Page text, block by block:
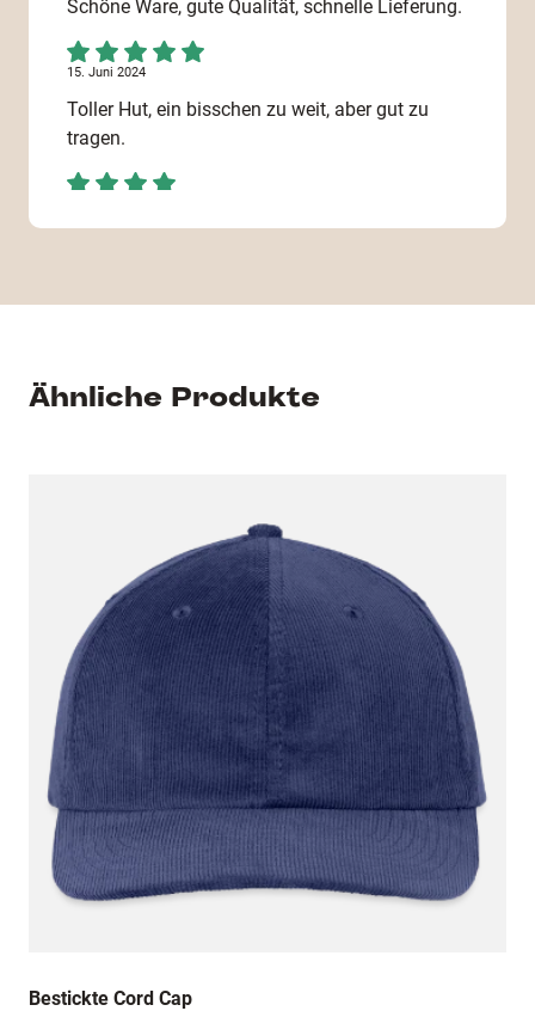
Schöne Ware, gute Qualität, schnelle Lieferung.
15. Juni 2024
Toller Hut, ein bisschen zu weit, aber gut zu
tragen.
7. Dezember 2023
6. Dezember 2023
Ja, Alles soweit klar. Der Hut ist ein bischen zu
gross. Aber ich glaube das nach der nächsten
Wäsche sich das erledigt hat.
17. Oktober 2023
Top Qualität
Ähnliche Produkte
Bestickte Cord Cap